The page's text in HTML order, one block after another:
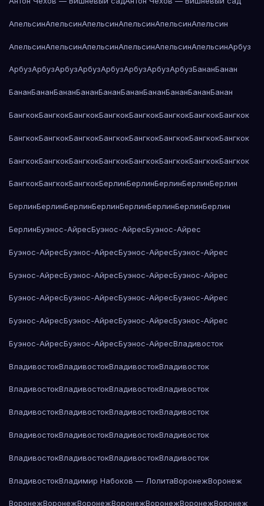
АпельсинАпельсинАпельсинАпельсинАпельсинАпельсин
АпельсинАпельсинАпельсинАпельсинАпельсинАпельсинАрбуз
АрбузАрбузАрбузАрбузАрбузАрбузАрбузАрбузБананБанан
БананБананБананБананБананБананБананБананБананБанан
БангкокБангкокБангкокБангкокБангкокБангкокБангкокБангкок
БангкокБангкокБангкокБангкокБангкокБангкокБангкокБангкок
БангкокБангкокБангкокБангкокБангкокБангкокБангкокБангкок
БангкокБангкокБангкокБерлинБерлинБерлинБерлинБерлин
БерлинБерлинБерлинБерлинБерлинБерлинБерлинБерлин
БерлинБуэнос-АйресБуэнос-АйресБуэнос-Айрес
Буэнос-АйресБуэнос-АйресБуэнос-АйресБуэнос-Айрес
Буэнос-АйресБуэнос-АйресБуэнос-АйресБуэнос-Айрес
Буэнос-АйресБуэнос-АйресБуэнос-АйресБуэнос-Айрес
Буэнос-АйресБуэнос-АйресБуэнос-АйресБуэнос-Айрес
Буэнос-АйресБуэнос-АйресБуэнос-АйресВладивосток
ВладивостокВладивостокВладивостокВладивосток
ВладивостокВладивостокВладивостокВладивосток
ВладивостокВладивостокВладивостокВладивосток
ВладивостокВладивостокВладивостокВладивосток
ВладивостокВладивостокВладивостокВладивосток
ВладивостокВладимир Набоков — ЛолитаВоронежВоронеж
ВоронежВоронежВоронежВоронежВоронежВоронежВоронеж